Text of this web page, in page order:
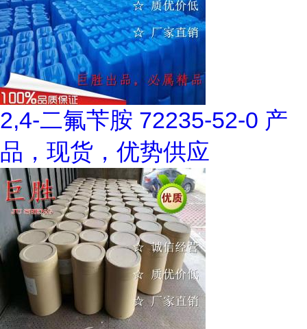
2,4-二氟苄胺 72235-52-0 产
品，现货，优势供应